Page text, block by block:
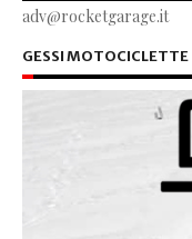
adv@rocketgarage.it
GESSI MOTOCICLETTE